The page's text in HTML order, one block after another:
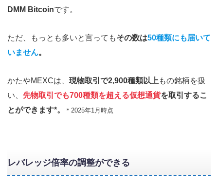
DMM Bitcoinです。
ただ、もっとも多いと言ってもその数は50種類にも届いて
いません。
かたやMEXCは、 現物取引で2,900種類以上もの銘柄を扱
い、 先物取引でも700種類を超える仮想通貨を取引するこ
とができます*。
＊2025年1月時点
レバレッジ倍率の調整ができる